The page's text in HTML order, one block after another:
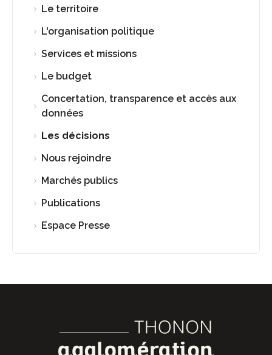
Le territoire
L'organisation politique
Services et missions
Le budget
Concertation, transparence et accès aux
données
Les décisions
Nous rejoindre
Marchés publics
Publications
Espace Presse